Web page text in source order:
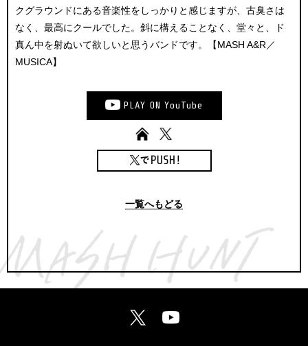
クグラウンドにある音楽性をしっかりと感じますが、古臭さは
なく、最高にクールでした。斜に構えることなく、堂々と、ド
真ん中を射ぬいて欲しいと思うバンドです。【MASH A&R／
MUSICA】
PLAY ON YouTube
一覧へもどる